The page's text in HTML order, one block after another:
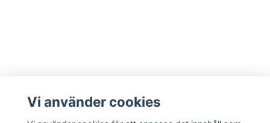
Läs mer
Vi använder cookies